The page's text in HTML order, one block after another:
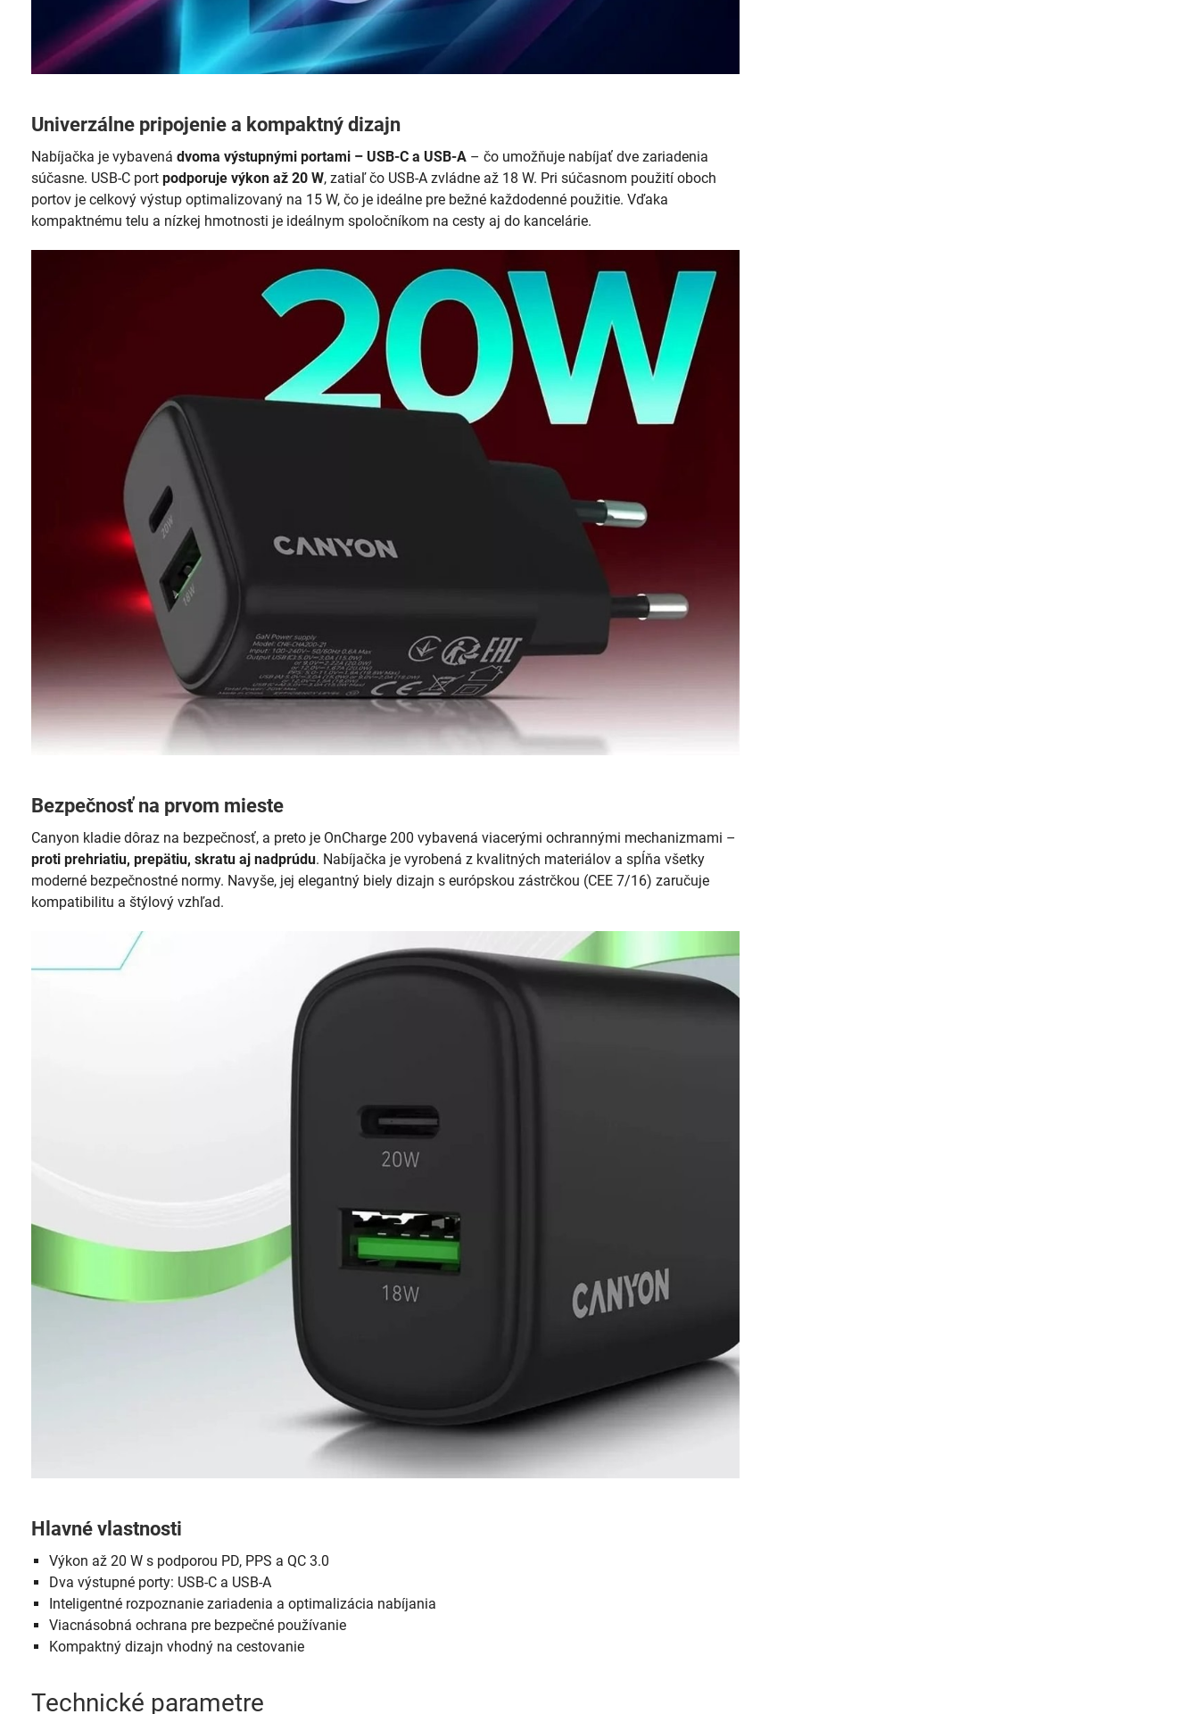
Univerzálne pripojenie a kompaktný dizajn
Nabíjačka je vybavená dvoma výstupnými portami – USB-C a USB-A – čo umožňuje nabíjať dve zariadenia
súčasne. USB-C port podporuje výkon až 20 W, zatiaľ čo USB-A zvládne až 18 W. Pri súčasnom použití oboch
portov je celkový výstup optimalizovaný na 15 W, čo je ideálne pre bežné každodenné použitie. Vďaka
kompaktnému telu a nízkej hmotnosti je ideálnym spoločníkom na cesty aj do kancelárie.
Bezpečnosť na prvom mieste
Canyon kladie dôraz na bezpečnosť, a preto je OnCharge 200 vybavená viacerými ochrannými mechanizmami –
proti prehriatiu, prepätiu, skratu aj nadprúdu. Nabíjačka je vyrobená z kvalitných materiálov a spĺňa všetky
moderné bezpečnostné normy. Navyše, jej elegantný biely dizajn s európskou zástrčkou (CEE 7/16) zaručuje
kompatibilitu a štýlový vzhľad.
Hlavné vlastnosti
Výkon až 20 W s podporou PD, PPS a QC 3.0
Dva výstupné porty: USB-C a USB-A
Inteligentné rozpoznanie zariadenia a optimalizácia nabíjania
Viacnásobná ochrana pre bezpečné používanie
Kompaktný dizajn vhodný na cestovanie
Technické parametre